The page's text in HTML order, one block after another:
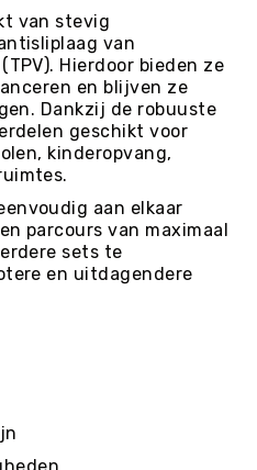
van stevig
van
Hierdoor bieden ze
en blijven ze
Dankzij de robuuste
geschikt voor
kinderopvang,
aan elkaar
parcours van maximaal
sets te
en uitdagendere